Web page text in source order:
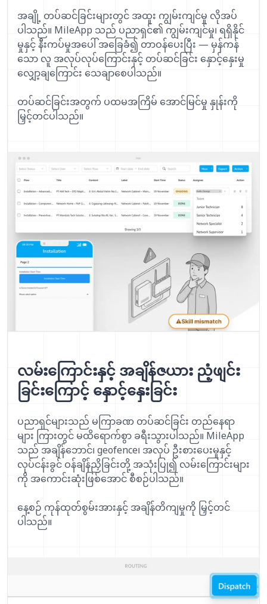
အချို့ တပ်ဆင်ခြင်းများတွင် အထူး ကျွမ်းကျင်မှု လိုအပ်
ပါသည်။ MileApp သည် ပညာရှင်၏ ကျွမ်းကျင်မှု၊ ရရှိနိုင်
မှုနှင့် နီးကပ်မှုအပေါ် အခြေခံ၍ တာဝန်ပေးပြီး — မှန်ကန်
သော လူ အလုပ်လုပ်ကြောင်းနှင့် တပ်ဆင်ခြင်း နှောင့်နှေးမှု
လျှော့ချကြောင်း သေချာစေပါသည်။
တပ်ဆင်ခြင်းအတွက် ပထမအကြိမ် အောင်မြင်မှု နှုန်းကို
မြှင့်တင်ပါသည်။
လမ်းကြောင်းနှင့် အချိန်ဇယား ညံ့ဖျင်း
ခြင်းကြောင့် နှောင့်နှေးခြင်း
ပညာရှင်များသည် မကြာခဏ တပ်ဆင်ခြင်း တည်နေရာ
များ ကြားတွင် မထိရောက်စွာ ခရီးသွားပါသည်။ MileApp
သည် အချိန်ဘောင်၊ geofence၊ အလုပ် ဦးစားပေးမှုနှင့်
လုပ်ငန်းခွင် ဝန်ချိန်ညှိခြင်းတို့ အသုံးပြု၍ လမ်းကြောင်းများ
ကို အကောင်းဆုံးဖြစ်အောင် စီစဉ်ပါသည်။
နေ့စဉ် ကုန်ထုတ်စွမ်းအားနှင့် အချိန်တိကျမှုကို မြှင့်တင်
ပါသည်။